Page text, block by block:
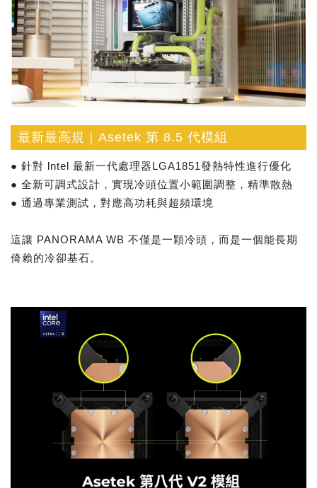
最新最高規｜Asetek 第 8.5 代模組
● 針對 lntel 最新一代處理器LGA1851發熱特性進行優化
● 全新可調式設計，實現冷頭位置小範圍調整，精準散熱
● 通過專業測試，對應高功耗與超頻環境
這讓 PANORAMA WB 不僅是一顆冷頭，而是一個能長期
倚賴的冷卻基石。